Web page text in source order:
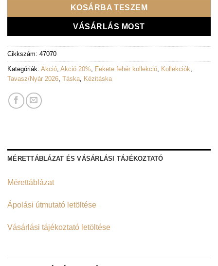
KOSÁRBA TESZEM
VÁSÁRLÁS MOST
Cikkszám: 47070
Kategóriák: Akció, Akció 20%, Fekete fehér kollekció, Kollekciók,
Tavasz/Nyár 2026, Táska, Kézitáska
MÉRETTÁBLÁZAT ÉS VÁSÁRLÁSI TÁJÉKOZTATÓ
Mérettáblázat
Ápolási útmutató letöltése
Vásárlási tájékoztató letöltése